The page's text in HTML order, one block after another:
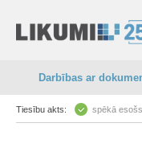
Darbības ar
Tiesību akts: spēkā esošs